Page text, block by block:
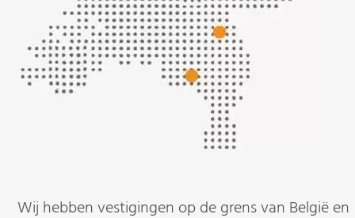
Wij hebben vestigingen op de grens van België en